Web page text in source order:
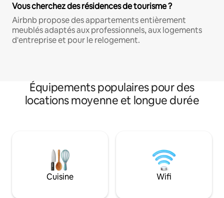
Vous cherchez des résidences de tourisme ?
Airbnb propose des appartements entièrement
meublés adaptés aux professionnels, aux logements
d'entreprise et pour le relogement.
Équipements populaires pour des
locations moyenne et longue durée
Cuisine Wifi